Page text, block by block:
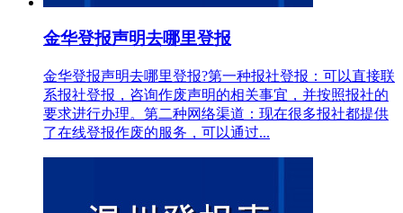
金华登报声明去哪里登报
金华登报声明去哪里登报?第一种报社登报：可以直接联
系报社登报，咨询作废声明的相关事宜，并按照报社的
要求进行办理。第二种网络渠道：现在很多报社都提供
了在线登报作废的服务，可以通过...